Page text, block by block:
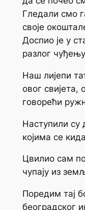
Гледали смо
своје
Доспио је у
разлог
Наш лијепи
овог свијета,
говорећи
Наступили су
којима се
Цвилио сам
чупају из
Поредим тај
београдског